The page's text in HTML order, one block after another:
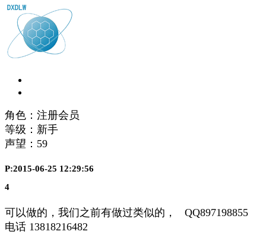
角色：注册会员
等级：新手
声望： 59
P:2015-06-25 12:29:56
4
可以做的，我们之前有做过类似的， QQ897198855
电话 13818216482